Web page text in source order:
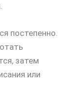
постепенно.
затем
или